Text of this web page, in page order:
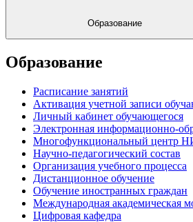
Образование
Образование
Расписание занятий
Активация учетной записи
Личный кабинет обучающегося
Электронная информационно-
Многофункциональный центр
Научно-педагогический состав
Организация учебного процесса
Дистанционное обучение
Обучение иностранных граждан
Международная академическая
Цифровая кафедра